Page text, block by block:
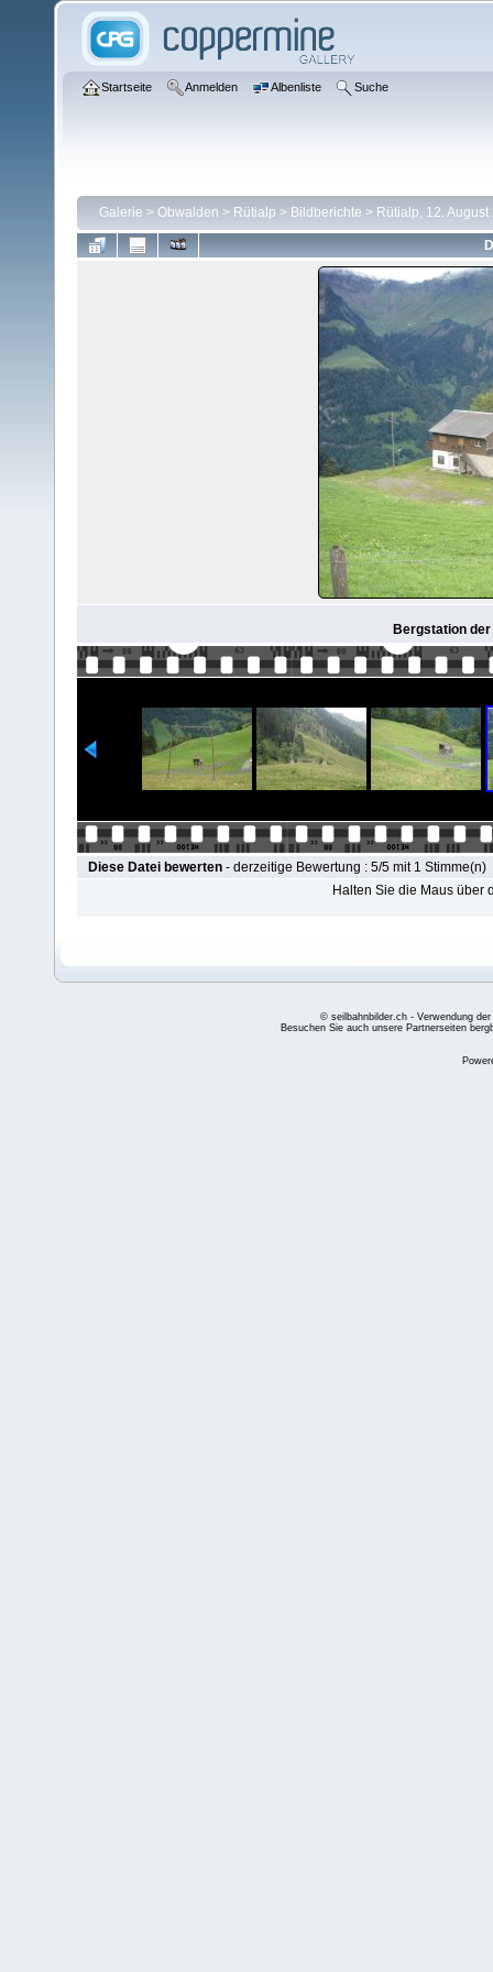
Startseite Anmelden Albenliste Suche
Galerie > Obwalden > Rütialp > Bildberichte > Rütialp, 12. August
Bergstation
Diese Datei bewerten - derzeitige Bewertung : 5/5 mit 1 Stimme(n)
Halten Sie die Maus über
© seilbahnbilder.ch - Verwendung
Besuchen Sie auch unsere Partnerseiten